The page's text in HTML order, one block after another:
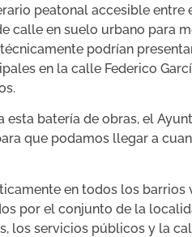
peatonal accesible
calle en suelo urbano para
podrían
en la calle Federico
esta batería de obras, el
que podamos llegar a
en todos los
por el conjunto de la
los servicios públicos y la